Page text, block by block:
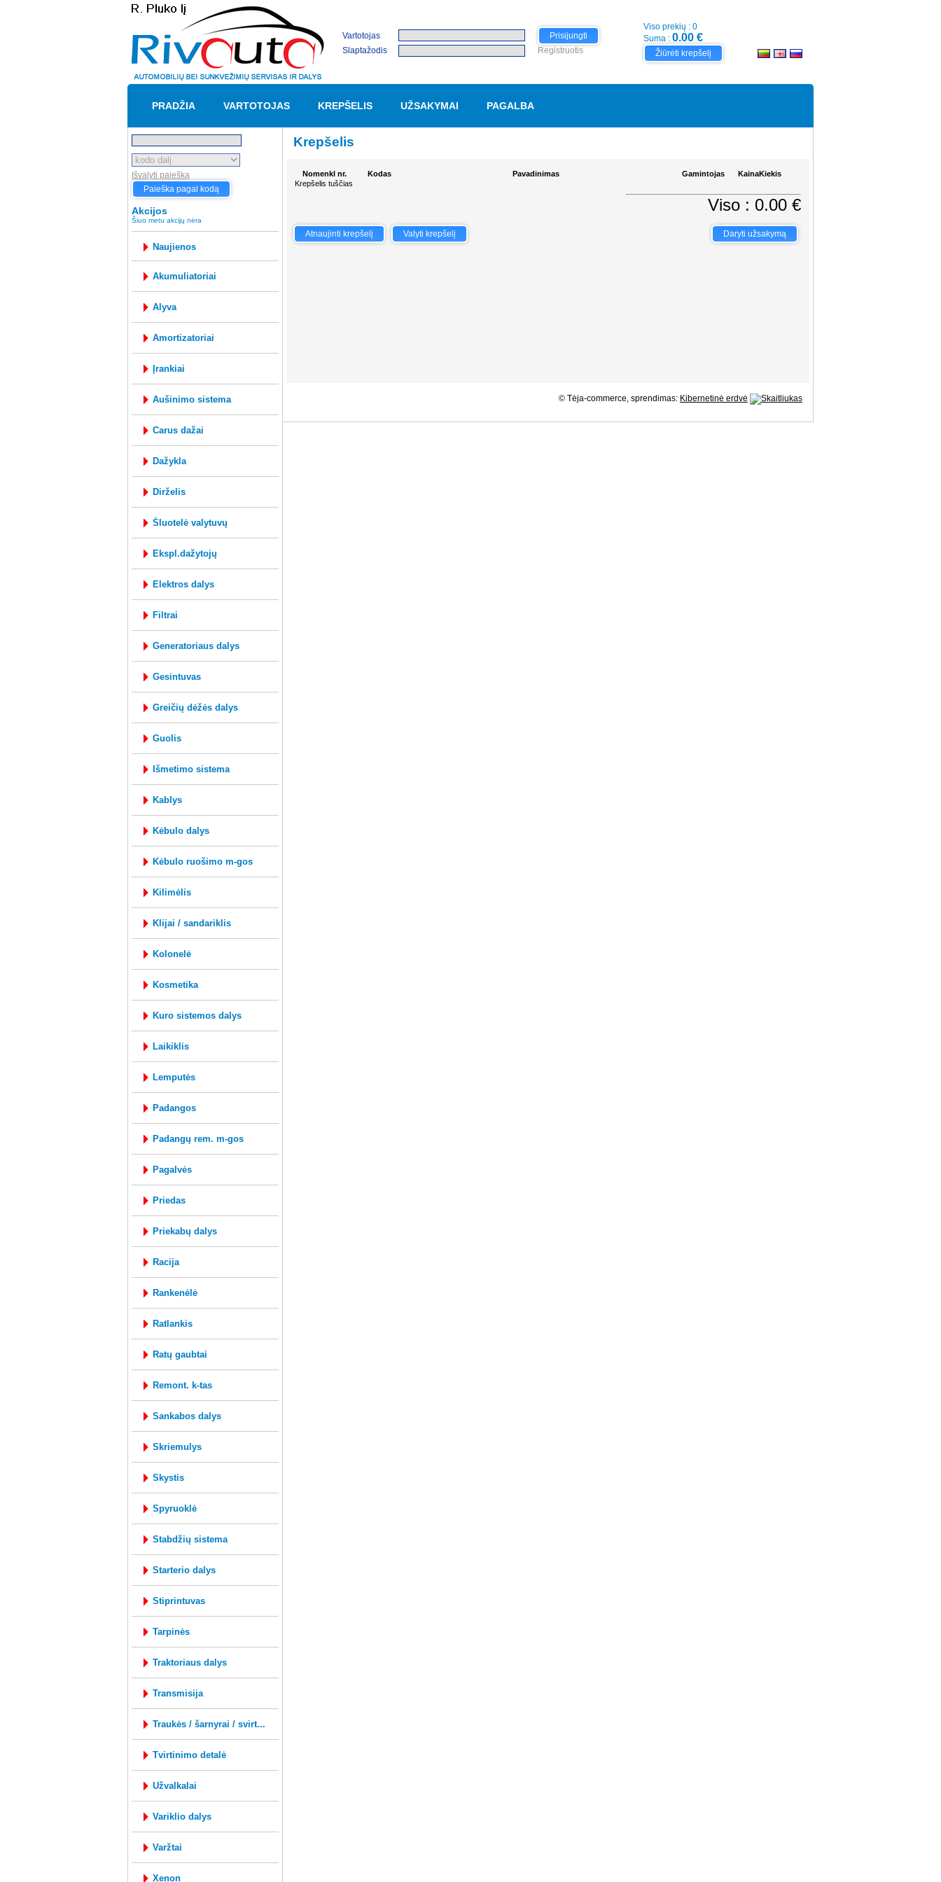
Vartotojas
Prisijungti
Slaptažodis
Registruotis
Viso prekių : 0
Suma : 0.00 €
Žiūrėti krepšelį
PRADŽIA VARTOTOJAS KREPŠELIS UŽSAKYMAI PAGALBA
Išvalyti paiešką
Paieška pagal kodą
Akcijos
Šiuo metu akcijų nėra
Naujienos
akumuliatoriai
alyva
amortizatoriai
įrankiai
aušinimo sistema
carus dažai
dažykla
dirželis
šluotelė valytuvų
ekspl.dažytojų
elektros dalys
filtrai
generatoriaus dalys
gesintuvas
greičių dėžės dalys
guolis
išmetimo sistema
kablys
kėbulo dalys
kėbulo ruošimo m-gos
kilimėlis
klijai / sandariklis
kolonelė
kosmetika
kuro sistemos dalys
laikiklis
lemputės
padangos
padangų rem. m-gos
pagalvės
priedas
priekabų dalys
racija
rankenėlė
ratlankis
ratų gaubtai
remont. k-tas
sankabos dalys
skriemulys
skystis
spyruoklė
stabdžių sistema
starterio dalys
stiprintuvas
tarpinės
traktoriaus dalys
transmisija
traukės / šarnyrai / svirt...
tvirtinimo detalė
užvalkalai
variklio dalys
varžtai
xenon
Krepšelis
Nomenkl nr. Kodas Pavadinimas Gamintojas KainaKiekis
Krepšelis tuščias
Viso : 0.00 €
Atnaujinti krepšelį Valyti krepšelį Daryti užsakymą
© Tėja-commerce, sprendimas: Kibernetinė erdvė